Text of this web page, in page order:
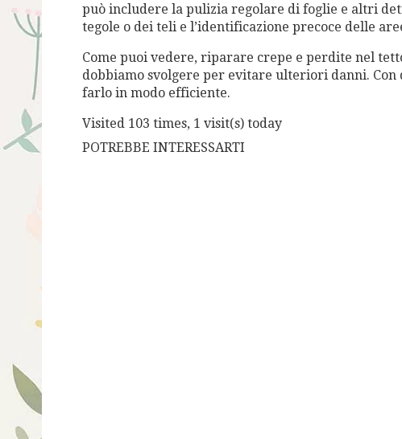
può includere la pulizia regolare di foglie e altri
tegole o dei teli e l’identificazione precoce delle
Come puoi vedere, riparare crepe e perdite nel
dobbiamo svolgere per evitare ulteriori danni.
farlo in modo efficiente.
Visited 103 times, 1 visit(s) today
POTREBBE INTERESSARTI